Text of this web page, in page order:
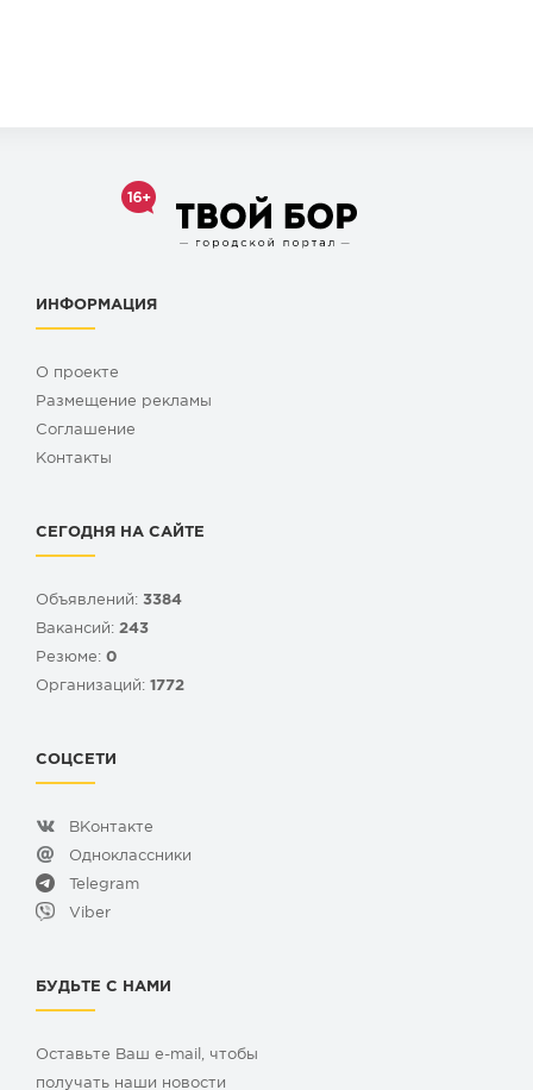
ИНФОРМАЦИЯ
О проекте
Размещение рекламы
Cоглашение
Контакты
СЕГОДНЯ НА САЙТЕ
Объявлений: 3384
Вакансий: 243
Резюме: 0
Организаций: 1772
СОЦСЕТИ
ВКонтакте
Одноклассники
Telegram
Viber
БУДЬТЕ С НАМИ
Оставьте Ваш e-mail, чтобы
получать наши новости